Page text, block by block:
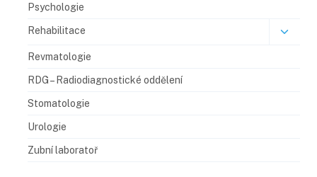
Psychologie
Rehabilitace
Revmatologie
RDG – Radiodiagnostické oddělení​
Stomatologie
Urologie
Zubní laboratoř